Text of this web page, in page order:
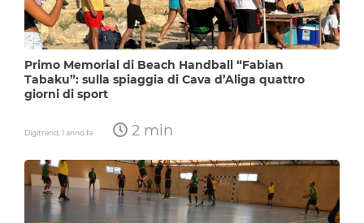
Primo Memorial di Beach Handball “Fabian
Tabaku”: sulla spiaggia di Cava d’Aliga quattro
giorni di sport
Digitrend,1 anno fa 2 min